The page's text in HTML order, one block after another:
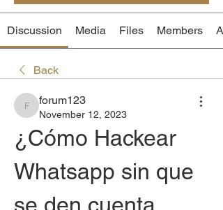
Discussion Media Files Members
Back
forum123
forum123
November 12, 2023
¿Cómo Hackear
Whatsapp sin que
se den cuenta